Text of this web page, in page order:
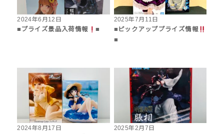
2024年6月12日
■プライズ景品入荷情報
■
2025年7月11日
■ピックアッププライズ情報
■
2024年8月17日
2025年2月7日